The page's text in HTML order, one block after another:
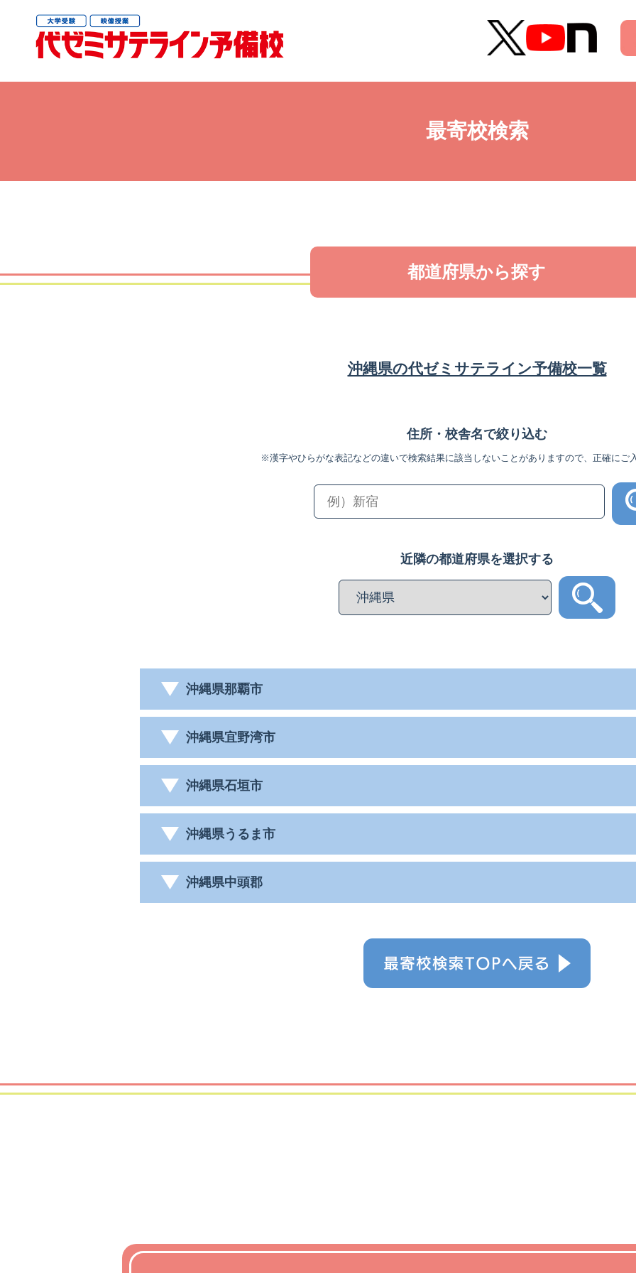
最寄校検索
都道府県から探す
沖縄県の代ゼミサテライン予備校一覧
住所・校舎名で絞り込む
※漢字やひらがな表記などの違いで検索結果に該当しないことがありますので、正確にご
近隣の都道府県を選択する
沖縄県那覇市
沖縄県宜野湾市
沖縄県石垣市
沖縄県うるま市
沖縄県中頭郡